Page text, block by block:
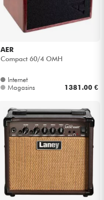
AER
Compact 60/4 OMH
Internet
Magasins
1381.00 €